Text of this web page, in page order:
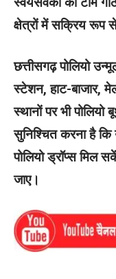
क्षेत्रों में सक्रिय रूप
छत्तीसगढ़ पोलियो
स्टेशन, हाट-बाजार,
स्थानों पर भी
सुनिश्चित करना है कि
पोलियो ड्रॉप्स मिल
जाए।